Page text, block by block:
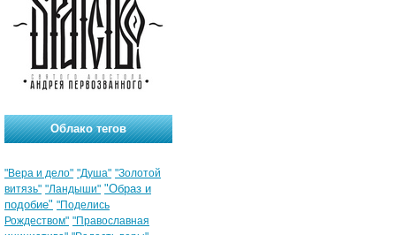
Облако тегов
"Вера и дело" "Душа" "Золотой
витязь" "Ландыши" "Образ и
подобие" "Поделись
Рождеством" "Православная